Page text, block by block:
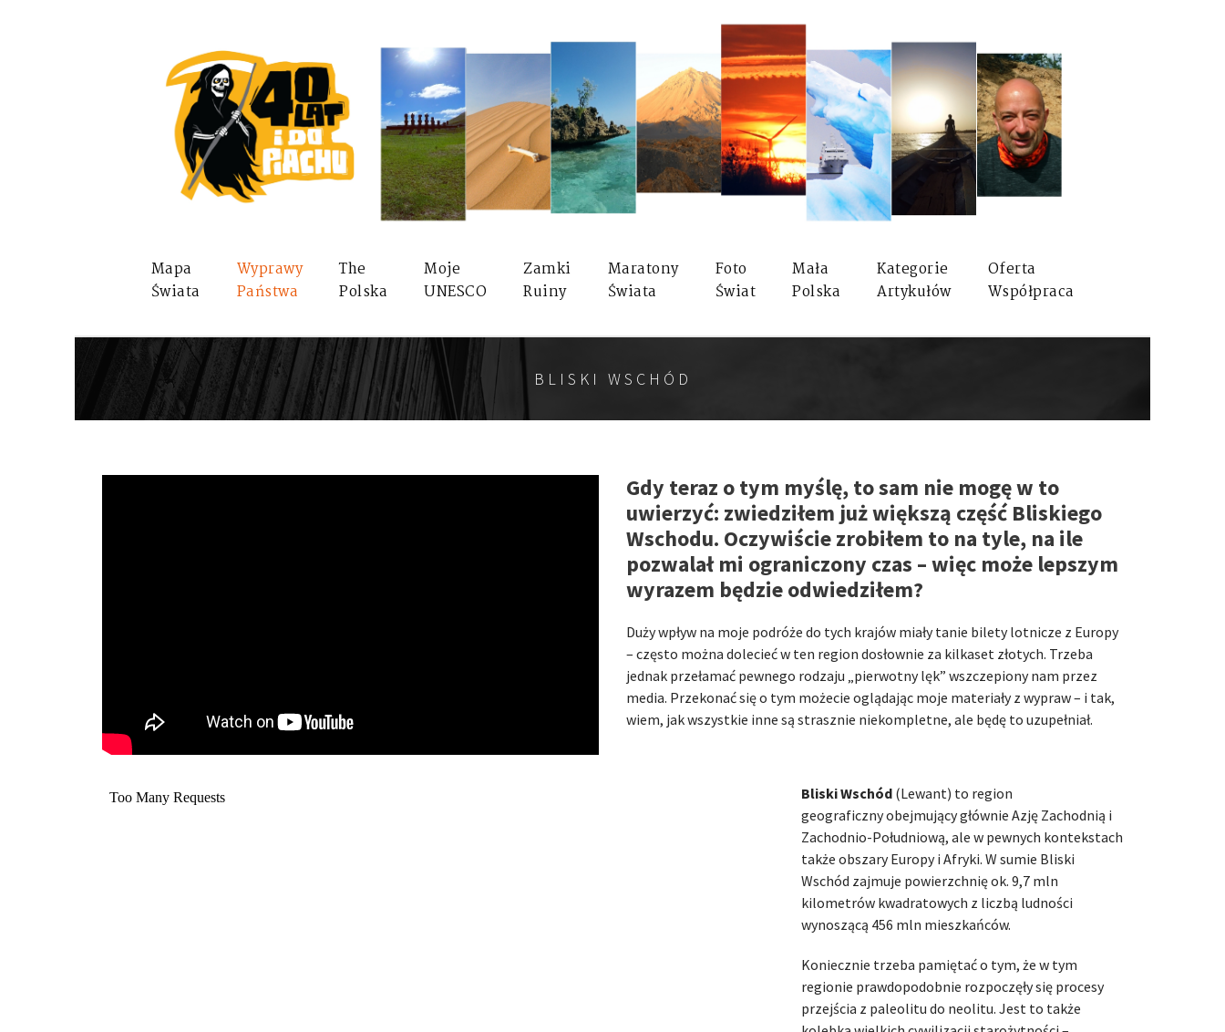
Mapa
Świata
Wyprawy
Państwa
The
Polska
Moje
UNESCO
Zamki
Ruiny
Maratony
Świata
Foto
Świat
Mała
Polska
Kategorie
Artykułów
Oferta
Współpraca
BLISKI WSCHÓD
Gdy teraz o tym myślę, to sam nie mogę w to
uwierzyć: zwiedziłem już większą część Bliskiego
Wschodu. Oczywiście zrobiłem to na tyle, na ile
pozwalał mi ograniczony czas – więc może lepszym
wyrazem będzie odwiedziłem?
Duży wpływ na moje podróże do tych krajów miały tanie bilety lotnicze z Europy
– często można dolecieć w ten region dosłownie za kilkaset złotych. Trzeba
jednak przełamać pewnego rodzaju „pierwotny lęk” wszczepiony nam przez
media. Przekonać się o tym możecie oglądając moje materiały z wypraw – i tak,
wiem, jak wszystkie inne są strasznie niekompletne, ale będę to uzupełniał.
Bliski Wschód(Lewant) to region
geograficzny obejmujący głównie Azję Zachodnią i
Zachodnio-Południową, ale w pewnych kontekstach
także obszary Europy i Afryki. W sumie Bliski
Wschód zajmuje powierzchnię ok. 9,7 mln
kilometrów kwadratowych z liczbą ludności
wynoszącą 456 mln mieszkańców.
Koniecznie trzeba pamiętać o tym, że w tym
regionie prawdopodobnie rozpoczęły się procesy
przejścia z paleolitu do neolitu. Jest to także